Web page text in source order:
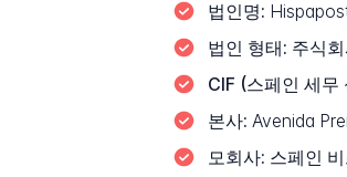
법인명:
법인 형태: 주식
CIF (스페인 세무
본사: Avenida
모회사: 스페인